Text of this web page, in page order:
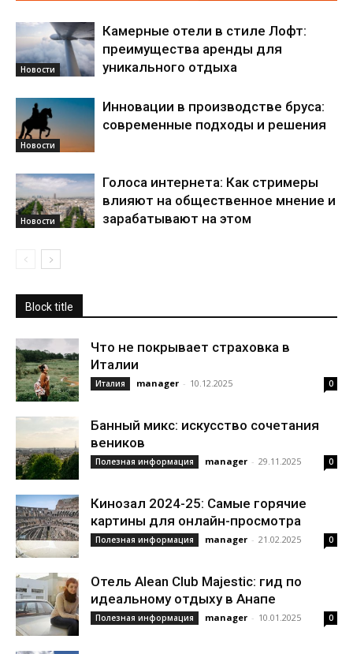
Новости
Камерные отели в стиле Лофт:
преимущества аренды для
уникального отдыха
Новости
Инновации в производстве бруса:
современные подходы и решения
Новости
Голоса интернета: Как стримеры
влияют на общественное мнение и
зарабатывают на этом
Block title
Что не покрывает страховка в
Италии
Италия manager - 10.12.2025 0
Банный микс: искусство сочетания
веников
Полезная информация manager - 29.11.2025 0
Кинозал 2024-25: Самые горячие
картины для онлайн-просмотра
Полезная информация manager - 21.02.2025 0
Отель Alean Club Majestic: гид по
идеальному отдыху в Анапе
Полезная информация manager - 10.01.2025 0